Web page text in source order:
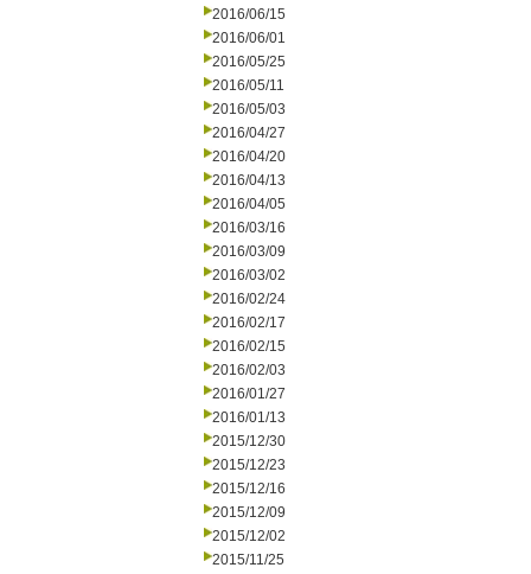
2016/06/15
2016/06/01
2016/05/25
2016/05/11
2016/05/03
2016/04/27
2016/04/20
2016/04/13
2016/04/05
2016/03/16
2016/03/09
2016/03/02
2016/02/24
2016/02/17
2016/02/15
2016/02/03
2016/01/27
2016/01/13
2015/12/30
2015/12/23
2015/12/16
2015/12/09
2015/12/02
2015/11/25